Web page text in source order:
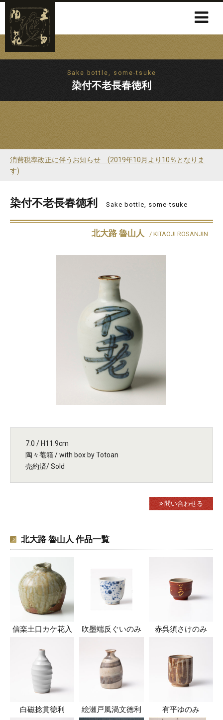
Sake bottle, some-tsuke
染付不老長春徳利
消費税率改正に伴うお知らせ (2019年10月より10％となりま
す)
染付不老長春徳利 Sake bottle, some-tsuke
北大路 魯山人 / KITAOJI ROSANJIN
7.0 / H11.9cm
陶々菴箱 / with box by Totoan
売約済/ Sold
問い合わせる
北大路 魯山人 作品一覧
信楽土口カケ花入 吹墨端反ぐいのみ 赤呉須さけのみ
白磁捻貫徳利 絵瀬戸風渦文徳利 有平ゆのみ